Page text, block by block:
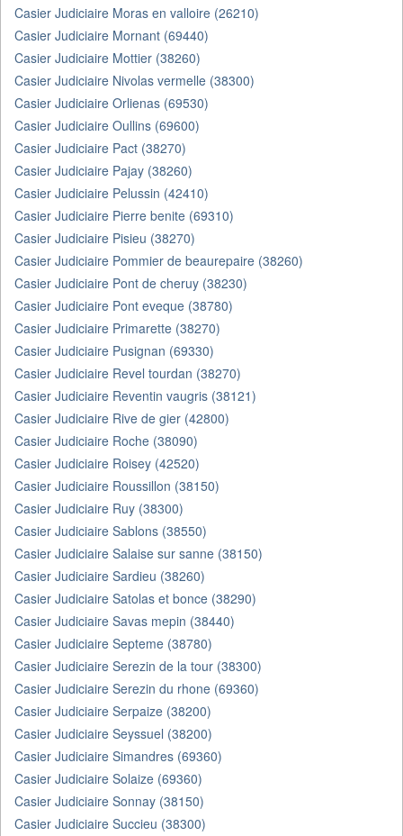
Casier Judiciaire Moras en valloire (26210)
Casier Judiciaire Mornant (69440)
Casier Judiciaire Mottier (38260)
Casier Judiciaire Nivolas vermelle (38300)
Casier Judiciaire Orlienas (69530)
Casier Judiciaire Oullins (69600)
Casier Judiciaire Pact (38270)
Casier Judiciaire Pajay (38260)
Casier Judiciaire Pelussin (42410)
Casier Judiciaire Pierre benite (69310)
Casier Judiciaire Pisieu (38270)
Casier Judiciaire Pommier de beaurepaire (38260)
Casier Judiciaire Pont de cheruy (38230)
Casier Judiciaire Pont eveque (38780)
Casier Judiciaire Primarette (38270)
Casier Judiciaire Pusignan (69330)
Casier Judiciaire Revel tourdan (38270)
Casier Judiciaire Reventin vaugris (38121)
Casier Judiciaire Rive de gier (42800)
Casier Judiciaire Roche (38090)
Casier Judiciaire Roisey (42520)
Casier Judiciaire Roussillon (38150)
Casier Judiciaire Ruy (38300)
Casier Judiciaire Sablons (38550)
Casier Judiciaire Salaise sur sanne (38150)
Casier Judiciaire Sardieu (38260)
Casier Judiciaire Satolas et bonce (38290)
Casier Judiciaire Savas mepin (38440)
Casier Judiciaire Septeme (38780)
Casier Judiciaire Serezin de la tour (38300)
Casier Judiciaire Serezin du rhone (69360)
Casier Judiciaire Serpaize (38200)
Casier Judiciaire Seyssuel (38200)
Casier Judiciaire Simandres (69360)
Casier Judiciaire Solaize (69360)
Casier Judiciaire Sonnay (38150)
Casier Judiciaire Succieu (38300)